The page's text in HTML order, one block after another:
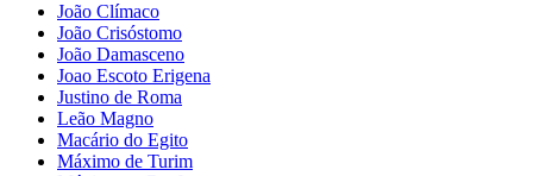
João Clímaco
João Crisóstomo
João Damasceno
Joao Escoto Erigena
Justino de Roma
Leão Magno
Macário do Egito
Máximo de Turim